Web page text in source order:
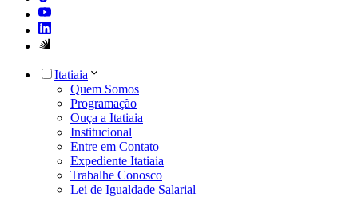
Itatiaia
Quem Somos
Programação
Ouça a Itatiaia
Institucional
Entre em Contato
Expediente Itatiaia
Trabalhe Conosco
Lei de Igualdade Salarial